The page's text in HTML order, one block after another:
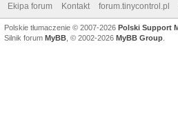
Ekipa forum Kontakt forum.tinycontrol.pl
Polskie tłumaczenie © 2007-2026 Polski Support
Silnik forum MyBB , © 2002-2026 MyBB Group